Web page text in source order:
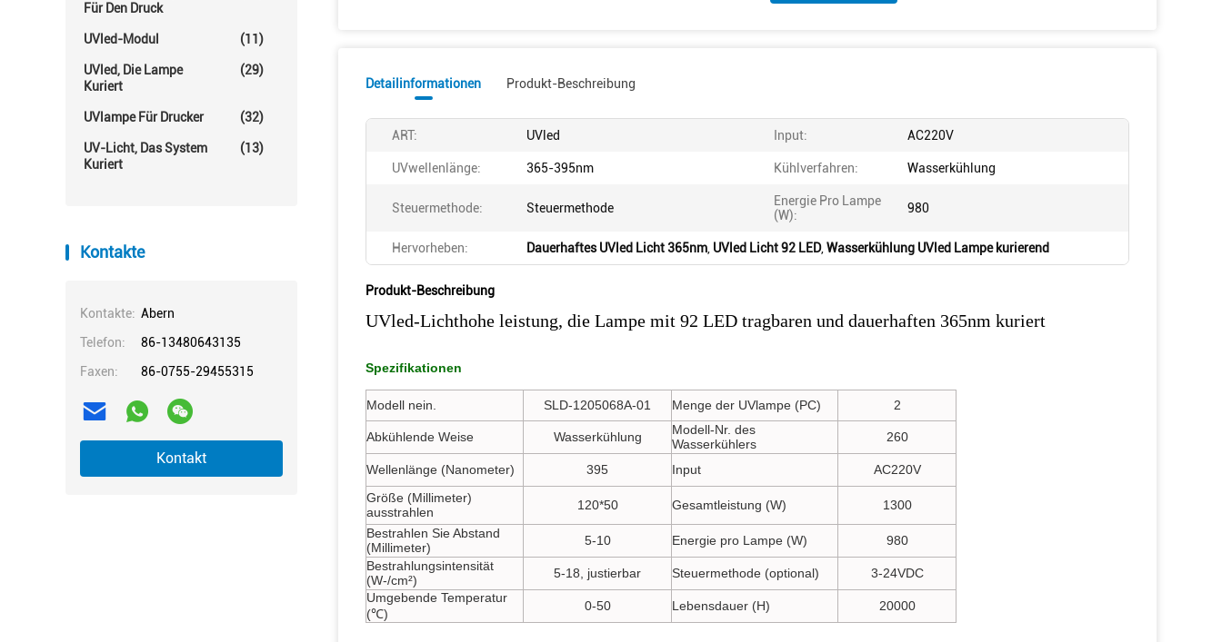
Für Den Druck
UVled-Modul (11)
UVled, Die Lampe
Kuriert
(29)
UVlampe Für Drucker (32)
UV-Licht, Das System
Kuriert
(13)
Kontakte
Kontakte: Abern
Telefon:
86-13480643135
Faxen:
86-0755-29455315
Kontakt
Detailinformationen Produkt-Beschreibung
ART: UVled Input: AC220V
UVwellenlänge: 365-395nm Kühlverfahren: Wasserkühlung
Steuermethode: Steuermethode
Energie Pro Lampe
(W):
980
Hervorheben: Dauerhaftes UVled Licht 365nm UVled Licht 92 LED, Wasserkühlung UVled Lampe kurierend
Produkt-Beschreibung
UVled-Lichthohe leistung, die Lampe mit 92 LED tragbaren und dauerhaften 365nm kuriert
Spezifikationen
Modell nein. SLD-1205068A-01 Menge der UVlampe (PC) 2
Abkühlende Weise Wasserkühlung
Modell-Nr. des
Wasserkühlers
260
Wellenlänge (Nanometer) 395 Input
AC220V
Größe (Millimeter)
ausstrahlen
120*50 Gesamtleistung (W)
1300
Bestrahlen Sie Abstand
(Millimeter)
5-10 Energie pro Lampe (W)
980
Bestrahlungsintensität
(W-/cm²)
5-18, justierbar Steuermethode (optional)
3-24VDC
Umgebende Temperatur
(℃)
0-50 Lebensdauer (H) 20000